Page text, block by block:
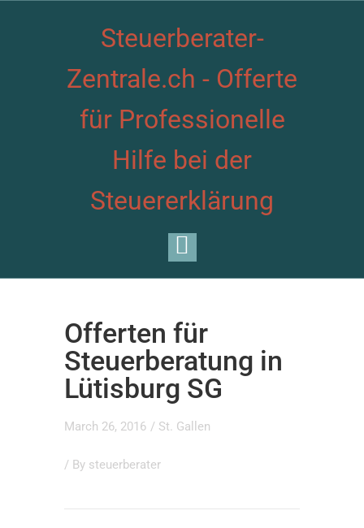
Steuerberater-
Zentrale.ch - Offerte
für Professionelle
Hilfe bei der
Steuererklärung
Offerten für
Steuerberatung in
Lütisburg SG
March 26, 2016 / St. Gallen
/ By steuerberater